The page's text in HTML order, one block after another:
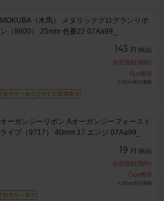
MOKUBA（木馬） メタリックグログランリボ
ン（8800） 25mm 色番22 07Aa99_
143 円 (税込)
会員登録(無料)
6pt獲得
※10cm単位価格
オーガンジーリボン Aオーガンジーフォースト
ライプ（9717） 40mm 17.エンジ 07Aa99_
19 円 (税込)
会員登録(無料)
0pt獲得
※10cm単位価格